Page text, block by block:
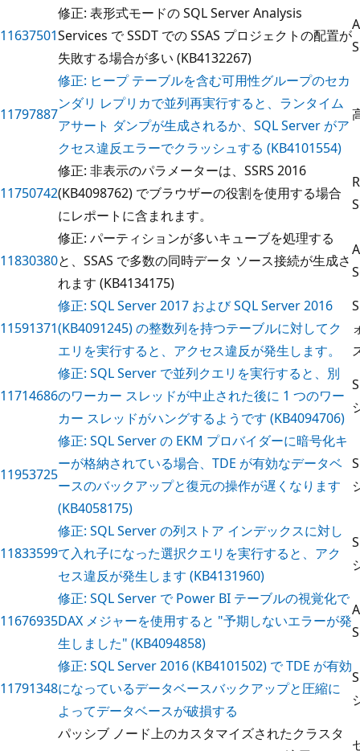
11637501
修正: 表形式モードの SQL Server Analysis
Services で SSDT での SSAS プロジェクトの配置が
失敗する場合が多い (KB4132267)
11797887
修正: ヒープ テーブルを含む可用性グループのセカ
ンダリ レプリカで並列再実行すると、ランタイム
アサート ダンプが生成されるか、SQL Server がア
クセス違反エラーでクラッシュする (KB4101554)
11750742
修正: 非表示のパラメーターは、SSRS 2016
(KB4098762) でブラウザーの役割を使用する場合
にレポートに含まれます。
11830380
修正: パーティションが多いキューブを処理する
と、SSAS で多数の同時データ ソース接続が生成さ
れます (KB4134175)
11591371
修正: SQL Server 2017 および SQL Server 2016
(KB4091245) の整数列を持つテーブルに対してク
エリを実行すると、アクセス違反が発生します。
11714686
修正: SQL Server で並列クエリを実行すると、別
のワーカー スレッドが中止された後に 1 つのワー
カー スレッドがハングするようです (KB4094706)
11953725
修正: SQL Server の EKM プロバイダーに暗号化キ
ーが格納されている場合、TDE が有効なデータベ
ースのバックアップと復元の操作が遅くなります
(KB4058175)
11833599
修正: SQL Server の列ストア インデックスに対し
て入れ子になった選択クエリを実行すると、アク
セス違反が発生します (KB4131960)
11676935
修正: SQL Server で Power BI テーブルの視覚化で
DAX メジャーを使用すると "予期しないエラーが発
生しました" (KB4094858)
11791348
修正: SQL Server 2016 (KB4101502) で TDE が有効
になっているデータベースバックアップと圧縮に
よってデータベースが破損する
パッシブ ノード上のカスタマイズされたクラスタ